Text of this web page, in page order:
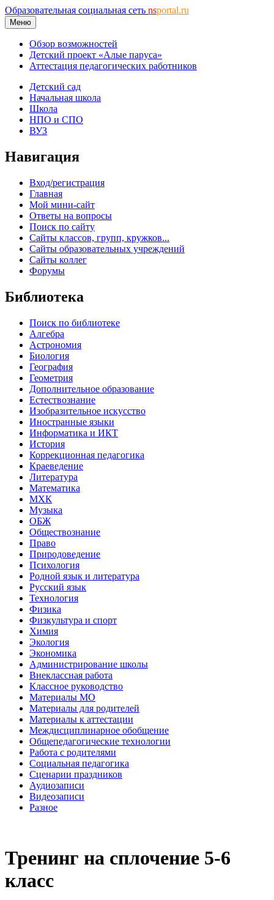
Образовательная социальная сеть nsportal.ru
Меню
Обзор возможностей
Детский проект «Алые паруса»
Аттестация педагогических работников
Детский сад
Начальная школа
Школа
НПО и СПО
ВУЗ
Навигация
Вход/регистрация
Главная
Мой мини-сайт
Ответы на вопросы
Поиск по сайту
Сайты классов, групп, кружков...
Сайты образовательных учреждений
Сайты коллег
Форумы
Библиотека
Поиск по библиотеке
Алгебра
Астрономия
Биология
География
Геометрия
Дополнительное образование
Естествознание
Изобразительное искусство
Иностранные языки
Информатика и ИКТ
История
Коррекционная педагогика
Краеведение
Литература
Математика
МХК
Музыка
ОБЖ
Обществознание
Право
Природоведение
Психология
Родной язык и литература
Русский язык
Технология
Физика
Физкультура и спорт
Химия
Экология
Экономика
Администрирование школы
Внеклассная работа
Классное руководство
Материалы МО
Материалы для родителей
Материалы к аттестации
Междисциплинарное обобщение
Общепедагогические технологии
Работа с родителями
Социальная педагогика
Сценарии праздников
Аудиозаписи
Видеозаписи
Разное
Тренинг на сплочение 5-6
класс